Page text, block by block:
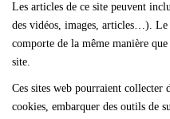
Les articles de ce site peuvent
des vidéos, images, articles…). Le
comporte de la même manière
site.
Ces sites web pourraient collecter
cookies, embarquer des outils de